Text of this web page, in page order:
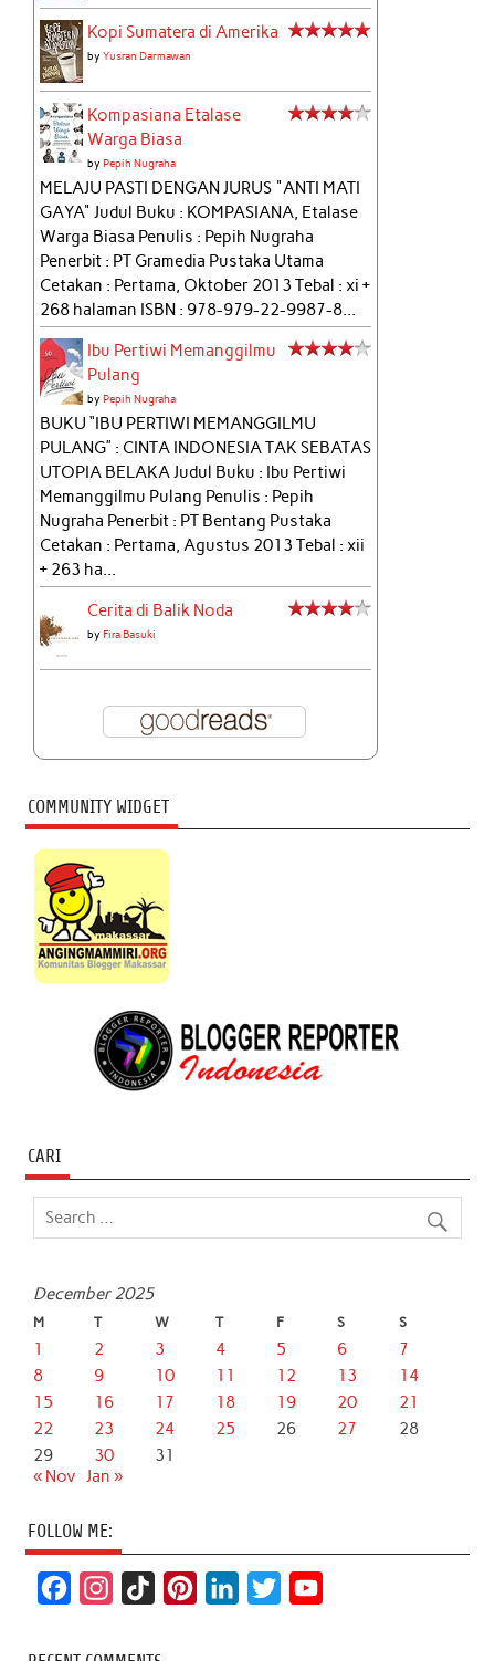
Kopi Sumatera di Amerika
byYusran Darmawan
Kompasiana Etalase
Warga Biasa
byPepih Nugraha
MELAJU PASTI DENGAN JURUS "ANTI MATI
GAYA" Judul Buku : KOMPASIANA, Etalase
Warga Biasa Penulis : Pepih Nugraha
Penerbit : PT Gramedia Pustaka Utama
Cetakan : Pertama, Oktober 2013 Tebal : xi +
268 halaman ISBN : 978-979-22-9987-8...
Ibu Pertiwi Memanggilmu
Pulang
byPepih Nugraha
BUKU “IBU PERTIWI MEMANGGILMU
PULANG” : CINTA INDONESIA TAK SEBATAS
UTOPIA BELAKA Judul Buku : Ibu Pertiwi
Memanggilmu Pulang Penulis : Pepih
Nugraha Penerbit : PT Bentang Pustaka
Cetakan : Pertama, Agustus 2013 Tebal : xii
+ 263 ha...
Cerita di Balik Noda
byFira Basuki
COMMUNITY WIDGET
CARI
December 2025
M T W T F S S
1 2 3 4 5 6
7
8
9 10 11 12 13
14
15
16 17 18 19 20
21
22
23 24 25 26 27
28
29
30
31
« Nov Jan »
FOLLOW ME:
c
s
k